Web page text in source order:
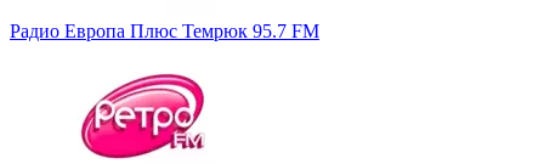
Радио Европа Плюс Темрюк 95.7 FM